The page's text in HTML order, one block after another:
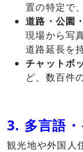
置の特定で
道路・公園
現場から写
道路延長を
チャットボ
ど、数百件
3. 多言語
観光地や外国人